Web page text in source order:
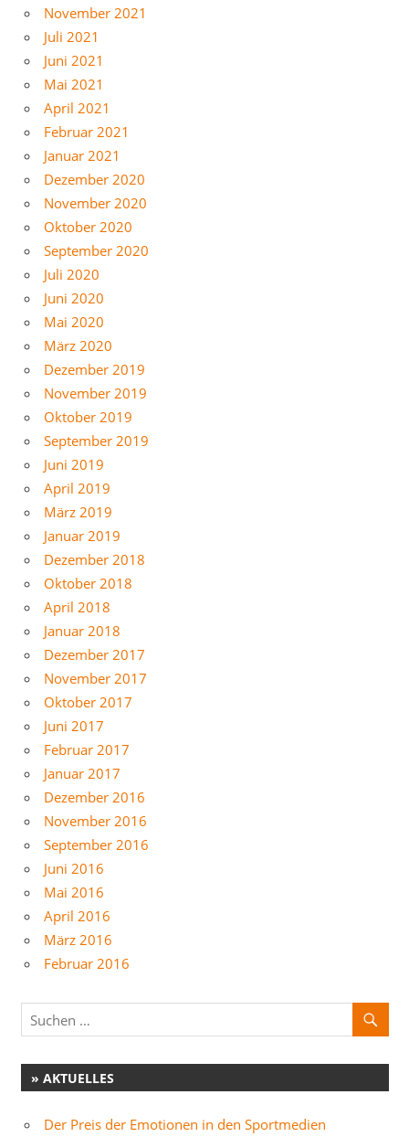
November 2021
Juli 2021
Juni 2021
Mai 2021
April 2021
Februar 2021
Januar 2021
Dezember 2020
November 2020
Oktober 2020
September 2020
Juli 2020
Juni 2020
Mai 2020
März 2020
Dezember 2019
November 2019
Oktober 2019
September 2019
Juni 2019
April 2019
März 2019
Januar 2019
Dezember 2018
Oktober 2018
April 2018
Januar 2018
Dezember 2017
November 2017
Oktober 2017
Juni 2017
Februar 2017
Januar 2017
Dezember 2016
November 2016
September 2016
Juni 2016
Mai 2016
April 2016
März 2016
Februar 2016
» AKTUELLES
Der Preis der Emotionen in den Sportmedien